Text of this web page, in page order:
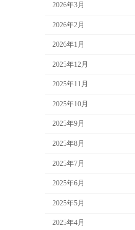
2026年3月
2026年2月
2026年1月
2025年12月
2025年11月
2025年10月
2025年9月
2025年8月
2025年7月
2025年6月
2025年5月
2025年4月